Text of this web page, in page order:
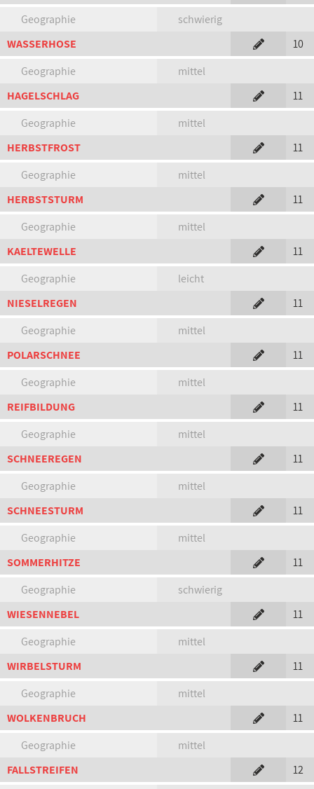
Geographie
schwierig
WASSERHOSE
10
Geographie
mittel
HAGELSCHLAG
11
Geographie
mittel
HERBSTFROST
11
Geographie
mittel
HERBSTSTURM
11
Geographie
mittel
KAELTEWELLE
11
Geographie
leicht
NIESELREGEN
11
Geographie
mittel
POLARSCHNEE
11
Geographie
mittel
REIFBILDUNG
11
Geographie
mittel
SCHNEEREGEN
11
Geographie
mittel
SCHNEESTURM
11
Geographie
mittel
SOMMERHITZE
11
Geographie
schwierig
WIESENNEBEL
11
Geographie
mittel
WIRBELSTURM
11
Geographie
mittel
WOLKENBRUCH
11
Geographie
mittel
FALLSTREIFEN
12